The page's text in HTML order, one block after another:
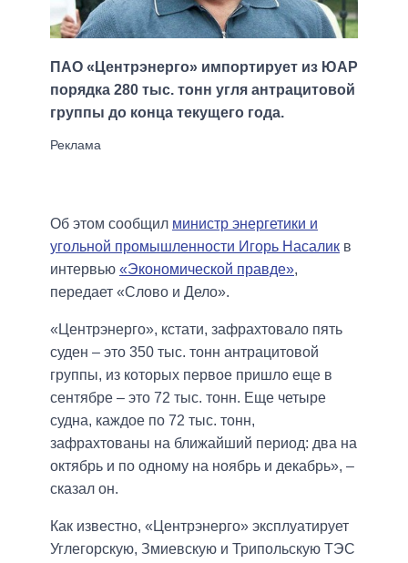
ПАО «Центрэнерго» импортирует из ЮАР
порядка 280 тыс. тонн угля антрацитовой
группы до конца текущего года.
Об этом сообщил министр энергетики и
угольной промышленности Игорь Насалик в
интервью «Экономической правде»,
передает «Слово и Дело».
«Центрэнерго», кстати, зафрахтовало пять
суден – это 350 тыс. тонн антрацитовой
группы, из которых первое пришло еще в
сентябре – это 72 тыс. тонн. Еще четыре
судна, каждое по 72 тыс. тонн,
зафрахтованы на ближайший период: два на
октябрь и по одному на ноябрь и декабрь», –
сказал он.
Как известно, «Центрэнерго» эксплуатирует
Углегорскую, Змиевскую и Трипольскую ТЭС